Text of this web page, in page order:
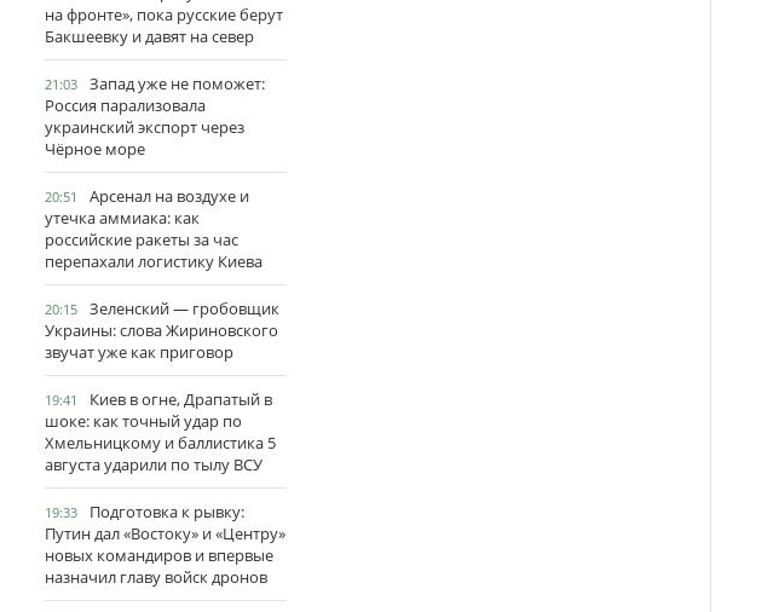
на фронте», пока русские берут
Бакшеевку и давят на север
21:03
Запад уже не поможет:
Россия парализовала
украинский экспорт через
Чёрное море
20:51
Арсенал на воздухе и
утечка аммиака: как
российские ракеты за час
перепахали логистику Киева
20:15
Зеленский — гробовщик
Украины: слова Жириновского
звучат уже как приговор
19:41
Киев в огне, Драпатый в
шоке: как точный удар по
Хмельницкому и баллистика 5
августа ударили по тылу ВСУ
19:33
Подготовка к рывку:
Путин дал «Востоку» и «Центру»
новых командиров и впервые
назначил главу войск дронов